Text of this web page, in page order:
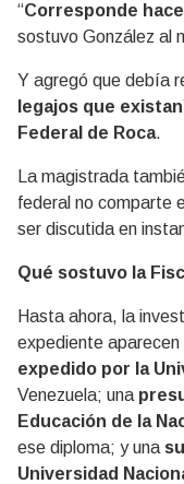
“Corresponde
sostuvo González al
Y agregó que debía
legajos que existan
Federal de Roca.
La magistrada
federal no comparte
ser discutida en
Qué sostuvo la
Hasta ahora, la
expediente aparecen
expedido por la
Venezuela; una
Educación de la
ese diploma; y una
Universidad